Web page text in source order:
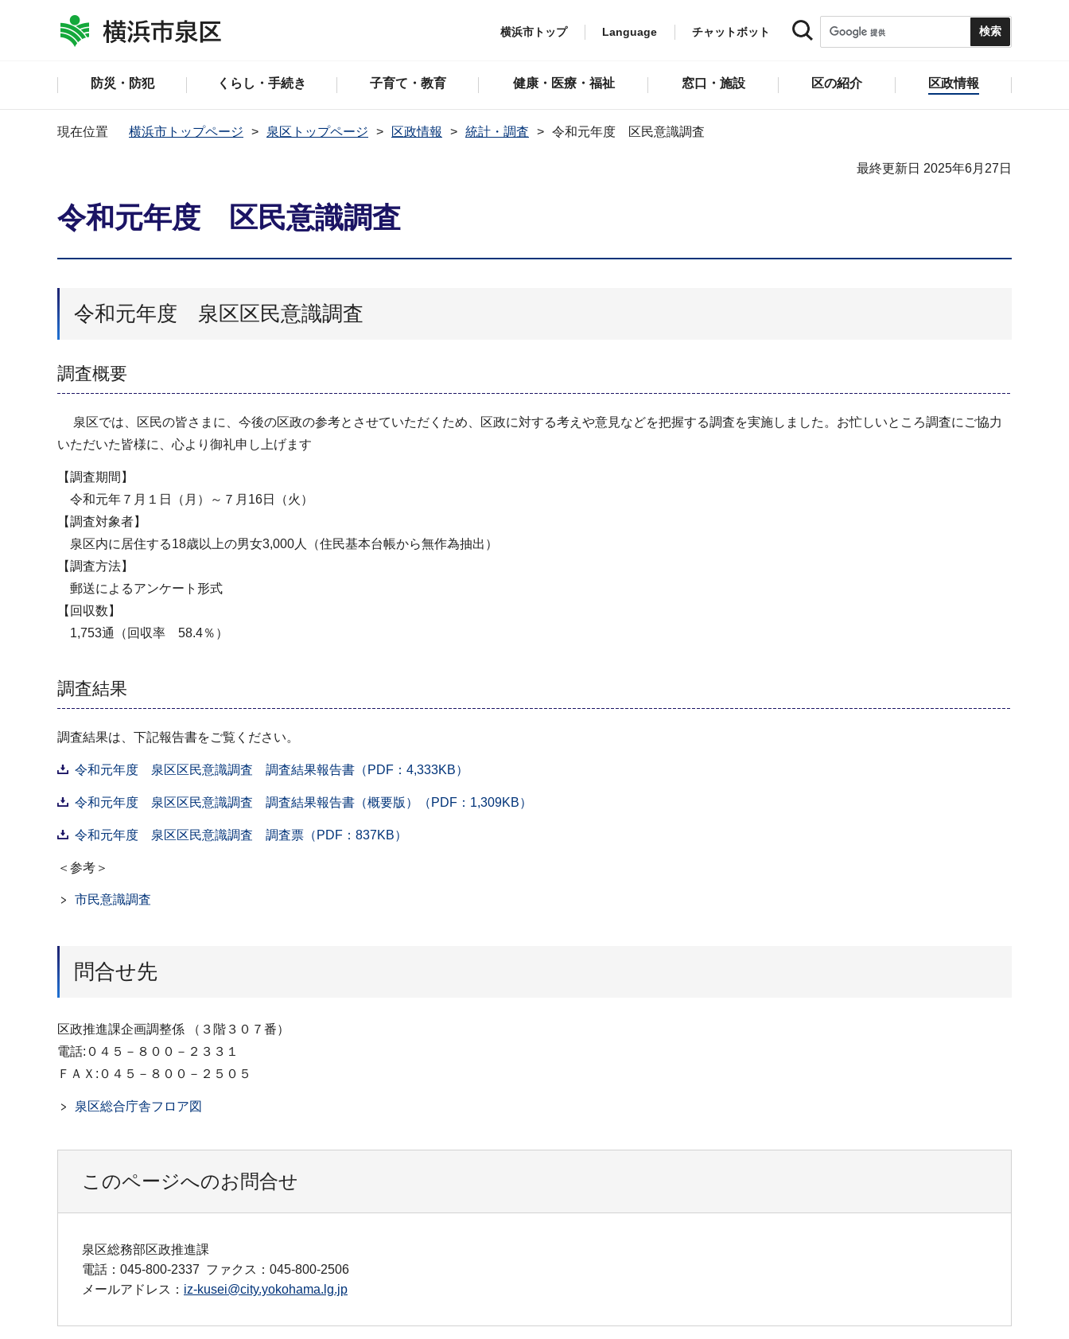
横浜市トップ Language チャットボット
防災・防犯 くらし・手続き 子育て・教育 健康・医療・福祉 窓口・施設 区の紹介 区政情報
現在位置 横浜市トップページ 泉区トップページ 区政情報 統計・調査 令和元年度 区民意識調査
最終更新日 2025年6月27日
令和元年度 区民意識調査
令和元年度 泉区区民意識調査
調査概要
泉区では、区民の皆さまに、今後の区政の参考とさせていただくため、区政に対する考えや意見などを把握する調査を実施しました。お忙しいところ調査にご協力
いただいた皆様に、心より御礼申し上げます
【調査期間】
令和元年７月１日（月）～７月16日（火）
【調査対象者】
泉区内に居住する18歳以上の男女3,000人（住民基本台帳から無作為抽出）
【調査方法】
郵送によるアンケート形式
【回収数】
1,753通（回収率 58.4％）
調査結果
調査結果は、下記報告書をご覧ください。
令和元年度 泉区区民意識調査 調査結果報告書（PDF：4,333KB）
令和元年度 泉区区民意識調査 調査結果報告書（概要版）（PDF：1,309KB）
令和元年度 泉区区民意識調査 調査票（PDF：837KB）
＜参考＞
市民意識調査
問合せ先
区政推進課企画調整係 （３階３０７番）
電話:０４５－８００－２３３１
ＦＡＸ:０４５－８００－２５０５
泉区総合庁舎フロア図
このページへのお問合せ
泉区総務部区政推進課
電話：045-800-2337 ファクス：045-800-2506
メールアドレス： iz-kusei@city.yokohama.lg.jp